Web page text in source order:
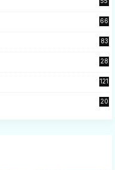
66
83
28
121
20